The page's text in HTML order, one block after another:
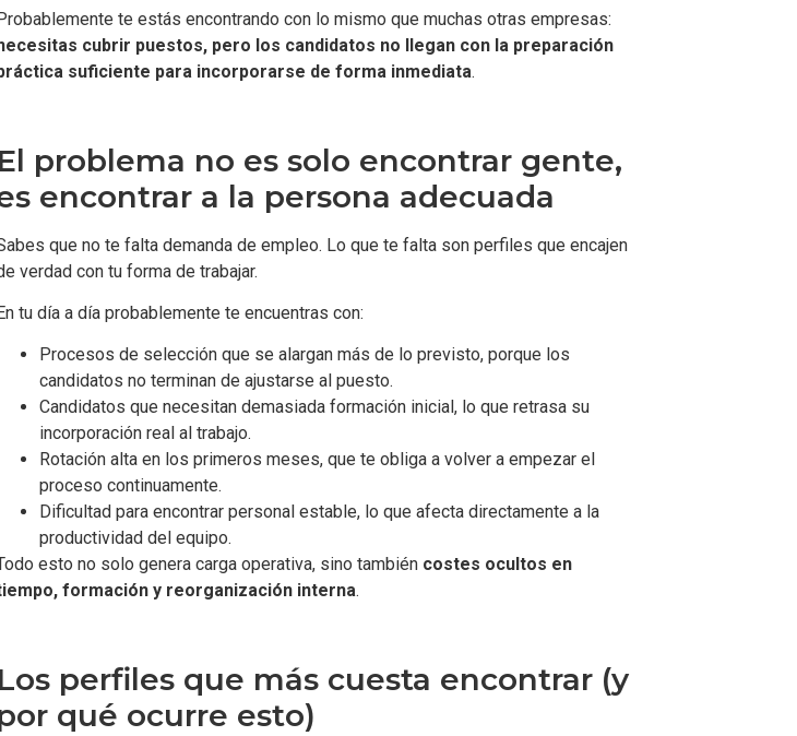
te estás encontrando con lo mismo que muchas otras empresas:
cubrir puestos, pero los candidatos no llegan con la preparación
suficiente para incorporarse de forma inmediata.
El problema no es solo encontrar gente,
encontrar a la persona adecuada
que no te falta demanda de empleo. Lo que te falta son perfiles que encajen
verdad con tu forma de trabajar.
tu día a día probablemente te encuentras con:
Procesos de selección que se alargan más de lo previsto, porque los
candidatos no terminan de ajustarse al puesto.
Candidatos que necesitan demasiada formación inicial, lo que retrasa su
incorporación real al trabajo.
Rotación alta en los primeros meses, que te obliga a volver a empezar el
proceso continuamente.
Dificultad para encontrar personal estable, lo que afecta directamente a la
productividad del equipo.
esto no solo genera carga operativa, sino también costes ocultos en
formación y reorganización interna.
Los perfiles que más cuesta encontrar (y
qué ocurre esto)